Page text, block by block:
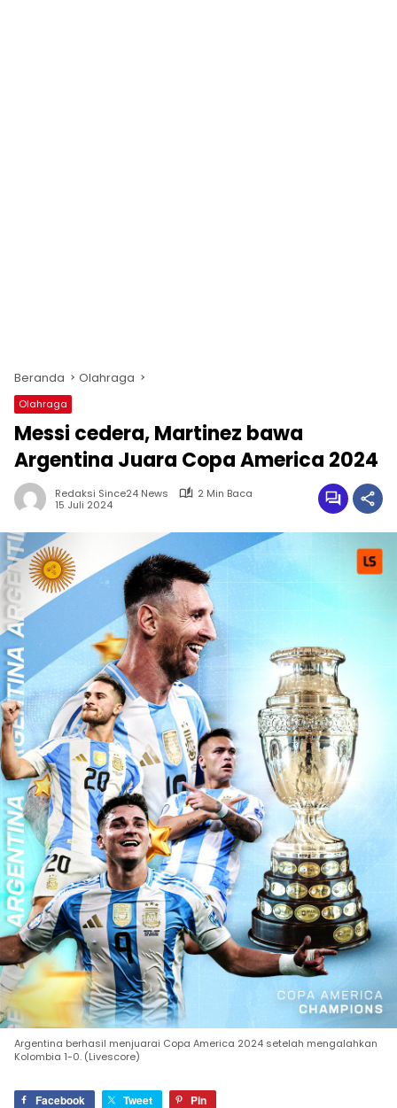
Beranda Olahraga
Olahraga
Messi cedera, Martinez bawa
Argentina Juara Copa America 2024
Redaksi Since24 News
2 Min Baca
15 Juli 2024
Argentina berhasil menjuarai Copa America 2024 setelah mengalahkan
Kolombia 1-0. (Livescore)
Facebook Tweet Pin